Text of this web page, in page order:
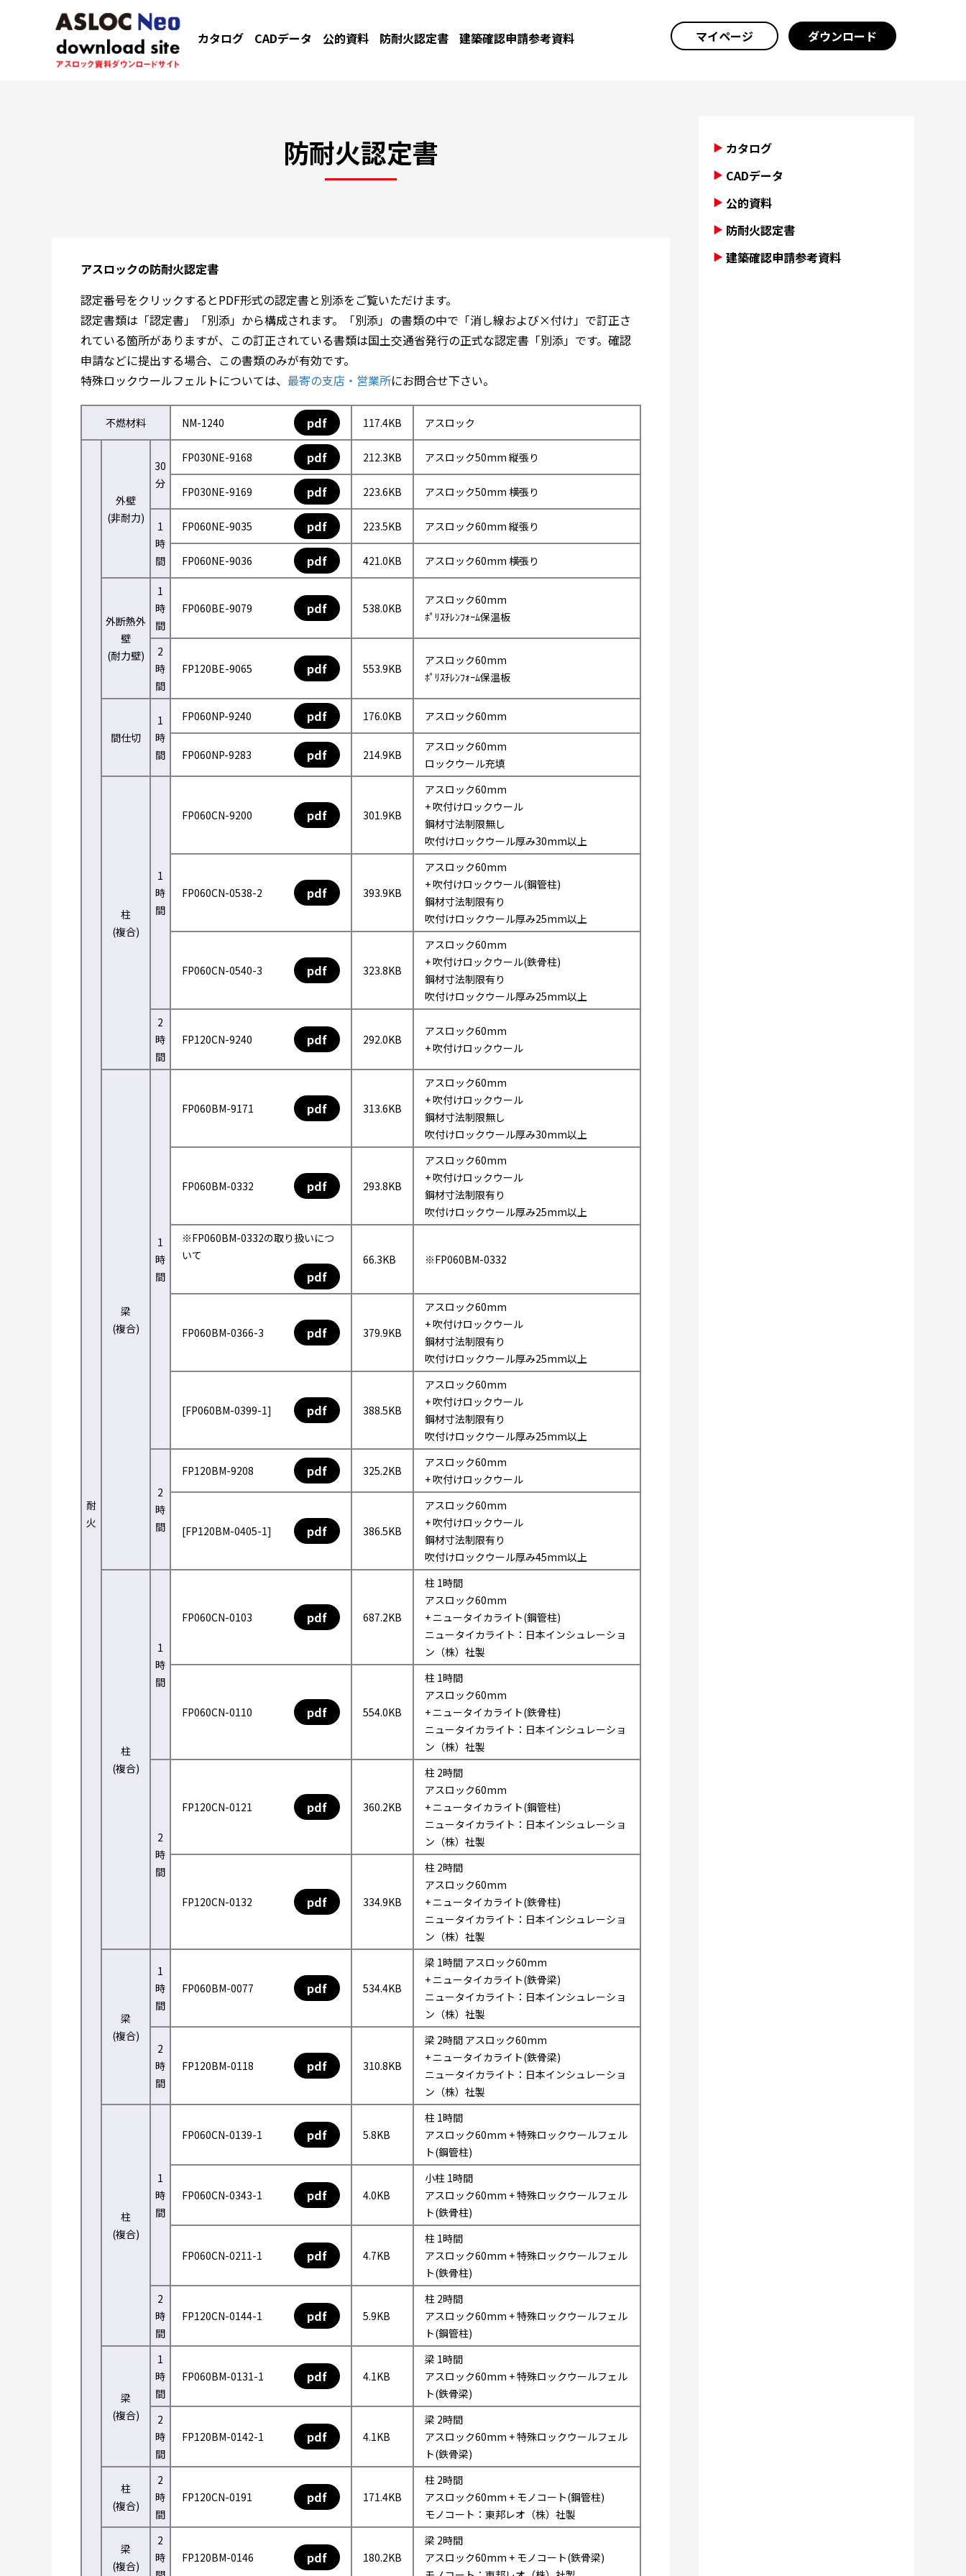
カタログ CADデータ 公的資料 防耐火認定書 建築確認申請参考資料 マイページ ダウンロード
防耐火認定書
アスロックの防耐火認定書
認定番号をクリックするとPDF形式の認定書と別添をご覧いただけます。
認定書類は「認定書」「別添」から構成されます。「別添」の書類の中で「消し線および×付け」で訂正さ
れている箇所がありますが、この訂正されている書類は国土交通省発行の正式な認定書「別添」です。確認
申請などに提出する場合、この書類のみが有効です。
特殊ロックウールフェルトについては、 最寄の支店・営業所にお問合せ下さい。
不燃材料 NM-1240 pdf 117.4KB アスロック
耐
火
外壁
(非耐力)
30
分
FP030NE-9168 pdf 212.3KB アスロック50mm 縦張り
FP030NE-9169 pdf 223.6KB アスロック50mm 横張り
1
時
間
FP060NE-9035 pdf 223.5KB アスロック60mm 縦張り
FP060NE-9036 pdf 421.0KB アスロック60mm 横張り
外断熱外
壁
(耐力壁)
1
時
間
FP060BE-9079 pdf 538.0KB
アスロック60mm
ﾎﾟﾘｽﾁﾚﾝﾌｫｰﾑ保温板
2
時
間
FP120BE-9065 pdf 553.9KB
アスロック60mm
ﾎﾟﾘｽﾁﾚﾝﾌｫｰﾑ保温板
間仕切
1
時
間
FP060NP-9240 pdf 176.0KB アスロック60mm
FP060NP-9283 pdf 214.9KB
アスロック60mm
ロックウール充填
柱
(複合)
1
時
間
FP060CN-9200 pdf 301.9KB
アスロック60mm
+ 吹付けロックウール
鋼材寸法制限無し
吹付けロックウール厚み30mm以上
FP060CN-0538-2 pdf 393.9KB
アスロック60mm
+ 吹付けロックウール(鋼管柱)
鋼材寸法制限有り
吹付けロックウール厚み25mm以上
FP060CN-0540-3 pdf 323.8KB
アスロック60mm
+ 吹付けロックウール(鉄骨柱)
鋼材寸法制限有り
吹付けロックウール厚み25mm以上
2
時
間
FP120CN-9240 pdf 292.0KB
アスロック60mm
+ 吹付けロックウール
梁
(複合)
1
時
間
FP060BM-9171 pdf 313.6KB
アスロック60mm
+ 吹付けロックウール
鋼材寸法制限無し
吹付けロックウール厚み30mm以上
FP060BM-0332 pdf 293.8KB
アスロック60mm
+ 吹付けロックウール
鋼材寸法制限有り
吹付けロックウール厚み25mm以上
※FP060BM-0332の取り扱いにつ
いて
pdf
66.3KB ※FP060BM-0332
FP060BM-0366-3 pdf 379.9KB
アスロック60mm
+ 吹付けロックウール
鋼材寸法制限有り
吹付けロックウール厚み25mm以上
[FP060BM-0399-1] pdf 388.5KB
アスロック60mm
+ 吹付けロックウール
鋼材寸法制限有り
吹付けロックウール厚み25mm以上
2
時
間
FP120BM-9208 pdf 325.2KB
アスロック60mm
+ 吹付けロックウール
[FP120BM-0405-1] pdf 386.5KB
アスロック60mm
+ 吹付けロックウール
鋼材寸法制限有り
吹付けロックウール厚み45mm以上
柱
(複合)
1
時
間
FP060CN-0103 pdf 687.2KB
柱 1時間
アスロック60mm
+ ニュータイカライト(鋼管柱)
ニュータイカライト：日本インシュレーショ
ン（株）社製
FP060CN-0110 pdf 554.0KB
柱 1時間
アスロック60mm
+ ニュータイカライト(鉄骨柱)
ニュータイカライト：日本インシュレーショ
ン（株）社製
2
時
間
FP120CN-0121 pdf 360.2KB
柱 2時間
アスロック60mm
+ ニュータイカライト(鋼管柱)
ニュータイカライト：日本インシュレーショ
ン（株）社製
FP120CN-0132 pdf 334.9KB
柱 2時間
アスロック60mm
+ ニュータイカライト(鉄骨柱)
ニュータイカライト：日本インシュレーショ
ン（株）社製
梁
(複合)
1
時
間
FP060BM-0077 pdf 534.4KB
梁 1時間 アスロック60mm
+ ニュータイカライト(鉄骨梁)
ニュータイカライト：日本インシュレーショ
ン（株）社製
2
時
間
FP120BM-0118 pdf 310.8KB
梁 2時間 アスロック60mm
+ ニュータイカライト(鉄骨梁)
ニュータイカライト：日本インシュレーショ
ン（株）社製
柱
(複合)
1
時
間
FP060CN-0139-1 pdf 5.8KB
柱 1時間
アスロック60mm + 特殊ロックウールフェル
ト(鋼管柱)
FP060CN-0343-1 pdf 4.0KB
小柱 1時間
アスロック60mm + 特殊ロックウールフェル
ト(鉄骨柱)
FP060CN-0211-1 pdf 4.7KB
柱 1時間
アスロック60mm + 特殊ロックウールフェル
ト(鉄骨柱)
2
時
間
FP120CN-0144-1 pdf 5.9KB
柱 2時間
アスロック60mm + 特殊ロックウールフェル
ト(鋼管柱)
梁
(複合)
1
時
間
FP060BM-0131-1 pdf 4.1KB
梁 1時間
アスロック60mm + 特殊ロックウールフェル
ト(鉄骨梁)
2
時
間
FP120BM-0142-1 pdf 4.1KB
梁 2時間
アスロック60mm + 特殊ロックウールフェル
ト(鉄骨梁)
柱
(複合)
2
時
間
FP120CN-0191 pdf 171.4KB
柱 2時間
アスロック60mm + モノコート(鋼管柱)
モノコート：東邦レオ（株）社製
梁
(複合)
2
時
FP120BM-0146 pdf 180.2KB
梁 2時間
アスロック60mm + モノコート(鉄骨梁)
カタログ
CADデータ
公的資料
防耐火認定書
建築確認申請参考資料